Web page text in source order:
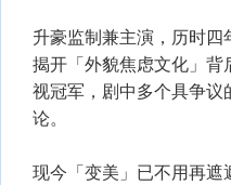
升豪监制兼主演，历时
揭开「外貌焦虑文化」背
视冠军，剧中多个具争
论。
现今「变美」已不用再